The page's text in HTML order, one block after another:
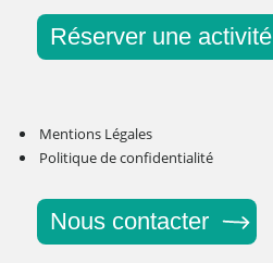
Réserver une activité
Mentions Légales
Politique de confidentialité
Nous contacter